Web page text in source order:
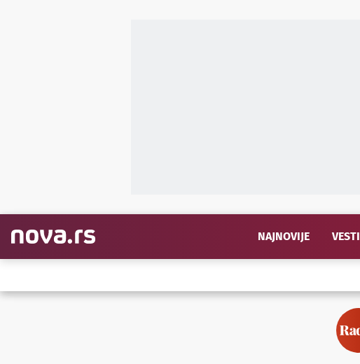
NAJNOVIJE VESTI